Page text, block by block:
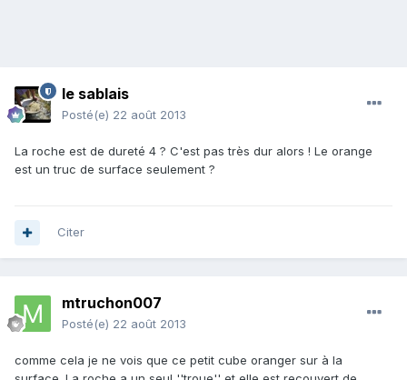
le sablais
Posté(e) 22 août 2013
La roche est de dureté 4 ? C'est pas très dur alors ! Le orange
est un truc de surface seulement ?
Citer
mtruchon007
Posté(e) 22 août 2013
comme cela je ne vois que ce petit cube oranger sur à la